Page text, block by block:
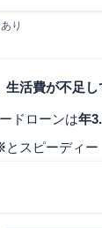
り
生活費が不足
ドローンは年
とスピーディー